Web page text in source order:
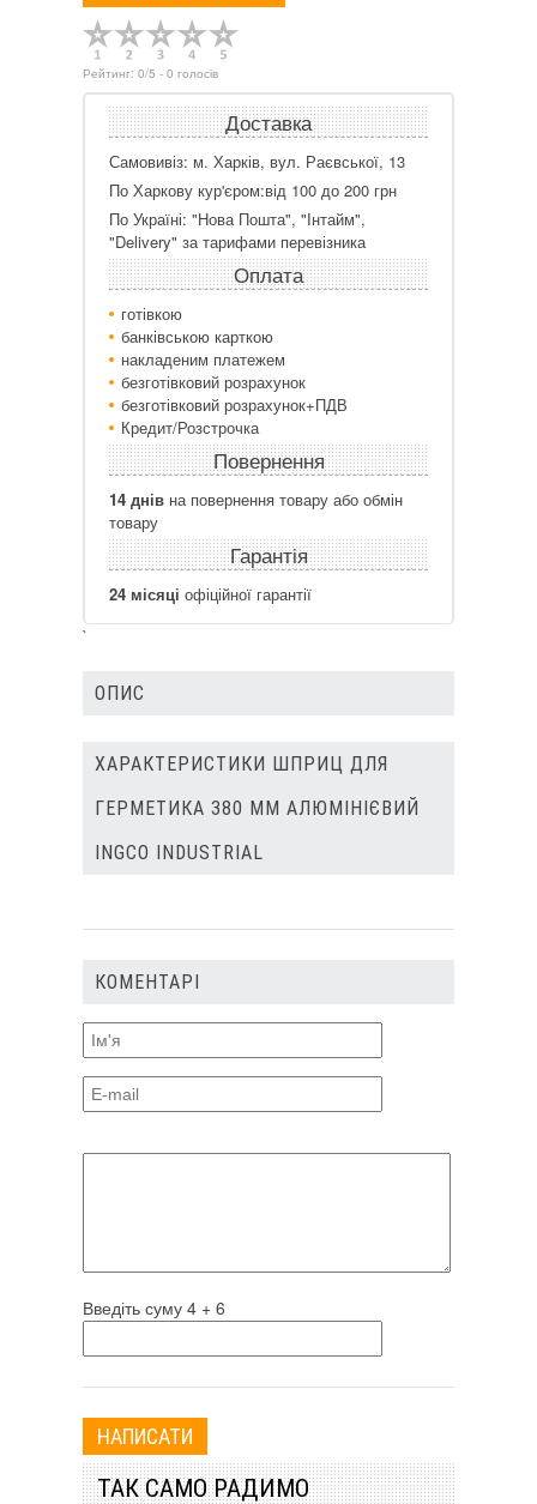
Рейтинг: 0/5 - 0 голосів
Доставка
Самовивіз: м. Харків, вул. Раєвської, 13
По Харкову кур'єром:від 100 до 200 грн
По Україні: "Нова Пошта", "Інтайм",
"Delivery" за тарифами перевізника
Оплата
готівкою
банківською карткою
накладеним платежем
безготівковий розрахунок
безготівковий розрахунок+ПДВ
Кредит/Розстрочка
Повернення
14 днів на повернення товару або обмін
товару
Гарантія
24 місяці офіційної гарантії
`
ОПИС
ХАРАКТЕРИСТИКИ ШПРИЦ ДЛЯ
ГЕРМЕТИКА 380 ММ АЛЮМІНІЄВИЙ
INGCO INDUSTRIAL
КОМЕНТАРІ
Введіть суму 4 + 6
ТАК САМО РАДИМО